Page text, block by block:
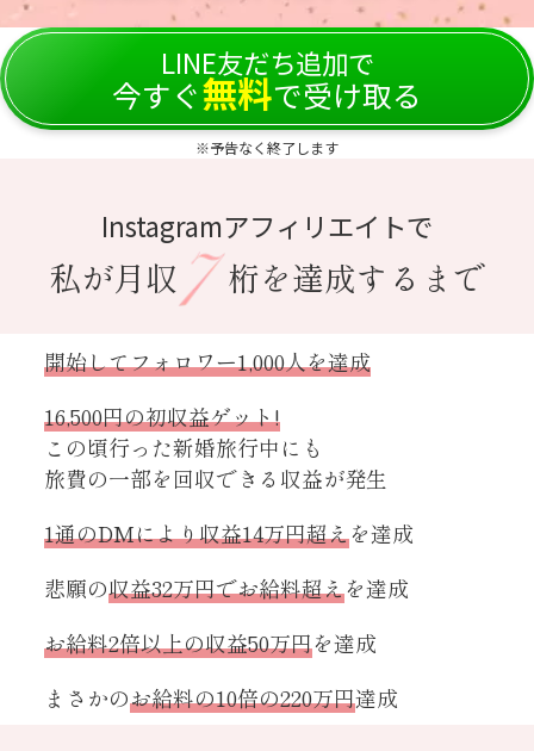
LINE友だち追加で
今すぐ無料で受け取る
※予告なく終了します
Instagramアフィリエイトで
私が月収 桁を達成するまで
開始してフォロワー1,000人を達成
16,500円の初収益ゲット!
この頃行った新婚旅行中にも
旅費の一部を回収できる収益が発生
1通のDMにより収益14万円超えを達成
悲願の収益32万円でお給料超えを達成
お給料2倍以上の収益50万円を達成
まさかのお給料の10倍の220万円達成